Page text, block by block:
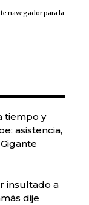
navegador para la
tiempo y
asistencia,
insultado a
dije